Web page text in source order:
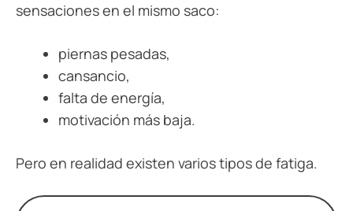
sensaciones en el mismo saco:
piernas pesadas,
cansancio,
falta de energía,
motivación más baja.
Pero en realidad existen varios tipos de fatiga.